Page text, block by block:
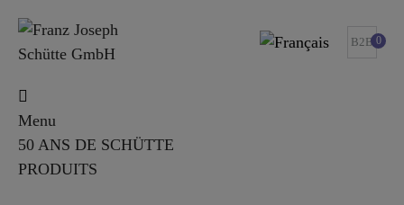
B2B 0
Menu
50 ANS DE SCHÜTTE
PRODUITS